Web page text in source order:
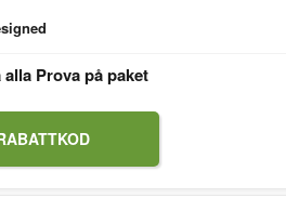
alla Prova på paket